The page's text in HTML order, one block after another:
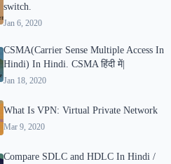
switch.
Jan 6, 2020
CSMA(Carrier Sense Multiple Access In
Hindi) In Hindi. CSMA हिंदी में|
Jan 18, 2020
What Is VPN: Virtual Private Network
Mar 9, 2020
Compare SDLC and HDLC In Hindi /